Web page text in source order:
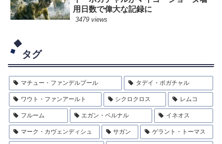
用日数で偉大な記録に
3479 views
タグ
マチュー・ファンデルプール タデイ・ポガチャル
ワウト・ファンアールト シクロクロス レムコ
フルーム エガン・ベルナル イネオス
マーク・カヴェンディシュ サガン ゲラント・トーマス